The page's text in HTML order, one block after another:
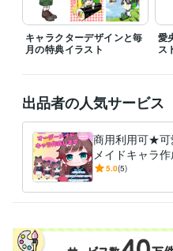
イラスト 可愛い ミニキャラ
一枚絵
誕生日 塗り
イラスト作成・漫画制作 配信用
イラスト アニメ YouTuber
キャラクターデザインと毎
月の特典イラスト
愛
ス
出品者の人気サービス
商用利用可★可
メイドキャラ
信用オリキャ
5.0(5)